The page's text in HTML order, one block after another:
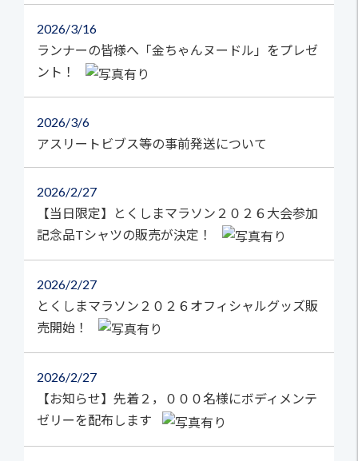
2026 3/16
ランナーの皆様へ「金ちゃんヌードル」をプレゼ
ント！
2026 3/6
アスリートビブス等の事前発送について
2026 2/27
【当日限定】とくしまマラソン２０２６大会参加
記念品Tシャツの販売が決定！
2026 2/27
とくしまマラソン２０２６オフィシャルグッズ販
売開始！
2026 2/27
【お知らせ】先着２，０００名様にボディメンテ
ゼリーを配布します